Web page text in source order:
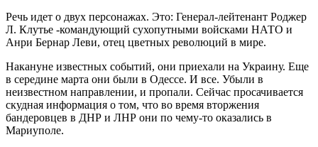
Речь идет о двух персонажах. Это: Генерал-лейтенант Роджер
Л. Клутье -командующий сухопутными войсками НАТО и
Анри Бернар Леви, отец цветных революций в мире.
Накануне известных событий, они приехали на Украину. Еще
в середине марта они были в Одессе. И все. Убыли в
неизвестном направлении, и пропали. Сейчас просачивается
скудная информация о том, что во время вторжения
бандеровцев в ДНР и ЛНР они по чему-то оказались в
Мариуполе.